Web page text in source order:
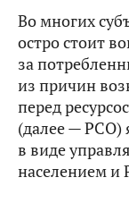
Во многих
остро стоит
за
из причин
перед
(далее — РСО)
в виде
населением и